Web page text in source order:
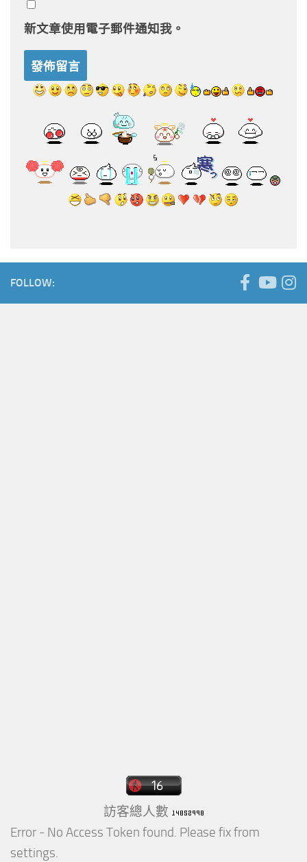
新文章使用電子郵件通知我。
FOLLOW:
訪客總人數
Error - No Access Token found. Please fix from
settings.